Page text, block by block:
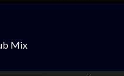
Mix